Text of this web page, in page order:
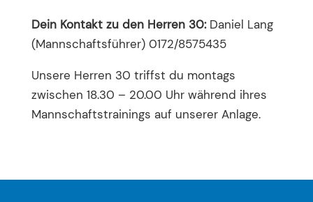
Dein Kontakt zu den Herren 30:Daniel Lang
(Mannschaftsführer) 0172/8575435
Unsere Herren 30 triffst du montags
zwischen 18.30 – 20.00 Uhr während ihres
Mannschaftstrainings auf unserer Anlage.